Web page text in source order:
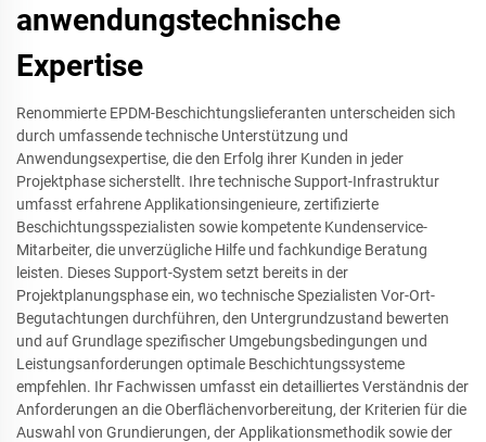
anwendungstechnische
Expertise
Renommierte EPDM-Beschichtungslieferanten unterscheiden sich
durch umfassende technische Unterstützung und
Anwendungsexpertise, die den Erfolg ihrer Kunden in jeder
Projektphase sicherstellt. Ihre technische Support-Infrastruktur
umfasst erfahrene Applikationsingenieure, zertifizierte
Beschichtungsspezialisten sowie kompetente Kundenservice-
Mitarbeiter, die unverzügliche Hilfe und fachkundige Beratung
leisten. Dieses Support-System setzt bereits in der
Projektplanungsphase ein, wo technische Spezialisten Vor-Ort-
Begutachtungen durchführen, den Untergrundzustand bewerten
und auf Grundlage spezifischer Umgebungsbedingungen und
Leistungsanforderungen optimale Beschichtungssysteme
empfehlen. Ihr Fachwissen umfasst ein detailliertes Verständnis der
Anforderungen an die Oberflächenvorbereitung, der Kriterien für die
Auswahl von Grundierungen, der Applikationsmethodik sowie der